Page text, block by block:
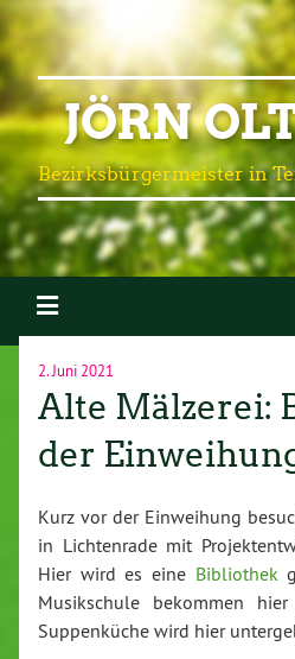
JÖRN
Bezirksbürgermeister in
2. Juni 2021
Alte Mälzerei:
der
Kurz vor der Einweihung
in Lichtenrade mit
Hier wird es eine Bibliothek
Musikschule bekommen
Suppenküche wird hier